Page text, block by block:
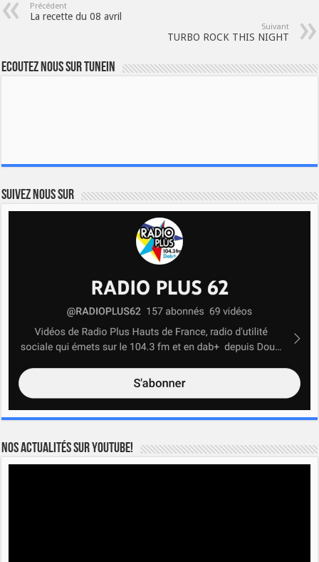
Précédent
La recette du 08 avril
Suivant
TURBO ROCK THIS NIGHT
Ecoutez nous sur TuneIn
Suivez nous sur
Nos actualités sur YOUTUBE!